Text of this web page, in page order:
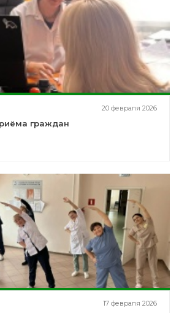
20 февраля 2026
граждан
17 февраля 2026